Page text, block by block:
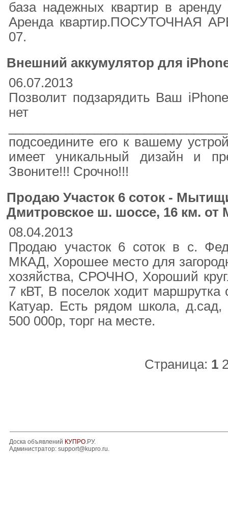
база надежных квартир в
Аренда квартир.ПОСУТОЧНАЯ
07.
Внешний аккумулятор для
06.07.2013
Позволит подзарядить Ваш
нет
подсоедините его к вашему
имеет уникальный дизайн и
Звоните!!! Срочно!!!
Продаю Участок 6 соток -
Дмитровское ш. шоссе, 16 км. от
08.04.2013
Продаю участок 6 соток в с.
МКАД, Хорошее место для
хозяйства, СРОЧНО, Хороший
7 кВТ, В поселок ходит
Катуар. Есть рядом школа,
500 000р, торг на месте.
Страница: 1
Доска объявлений КУПРО.РУ.
Администратор: support@kupro.ru.